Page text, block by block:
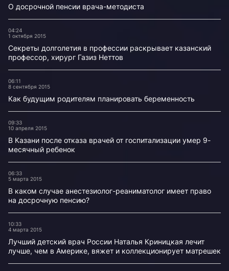
О досрочной пенсии врача-методиста
04:24
1 октября 2015
Секреты долголетия в профессии раскрывает казанский
профессор, хирург Газиз Неттов
06:11
8 сентября 2015
Как будущим родителям планировать беременность
09:33
10 апреля 2015
В Казани после отказа врачей от госпитализации умер 9-
месячный ребенок
06:33
5 марта 2015
В каком случае анестезиолог-реаниматолог имеет право
на досрочную пенсию?
10:33
4 марта 2015
Лучший детский врач России Наталья Криницкая лечит
лучше, чем в Америке, вяжет и коллекционирует матрешек